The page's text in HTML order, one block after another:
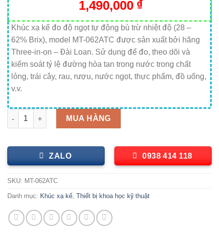
1,490,000 ₫
Khúc xạ kế đo độ ngọt tự động bù trừ nhiệt độ (28 –
62% Brix), model MT-062ATC được sản xuất bởi hãng
Three-in-on – Đài Loan. Sử dụng để đo, theo dõi và
kiểm soát tỷ lệ đường hòa tan trong nước trong chất
lỏng, trái cây, rau, rượu, nước ngọt, thực phẩm, đồ uống,
v.v.
Khúc xạ kế đo độ ngọt tự động bù trừ nhiệt độ (28 – 62% Brix)
MUA HÀNG
ZALO 0938 414 118
SKU: MT-062ATC
Danh mục: Khúc xạ kế, Thiết bị khoa học kỹ thuật